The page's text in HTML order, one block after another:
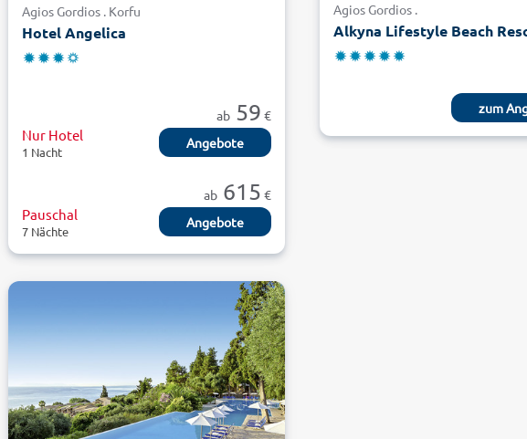
Agios Gordios . Korfu
Hotel Angelica
ab 59 €
Nur Hotel
1 Nacht
Angebote
ab 615 €
Pauschal
7 Nächte
Angebote
Agios Gordios .
zum